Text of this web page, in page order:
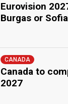
Eurovision
Burgas or Sofia
CANADA
Canada to
2027